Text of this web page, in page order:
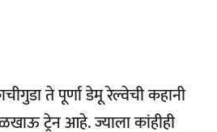
ते पूर्णा डेमू रेल्वेची कहानी
ट्रेन आहे. ज्याला कांहीही